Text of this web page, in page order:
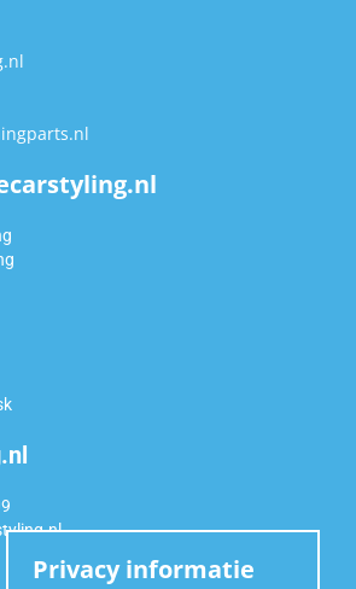
Privacy informatie